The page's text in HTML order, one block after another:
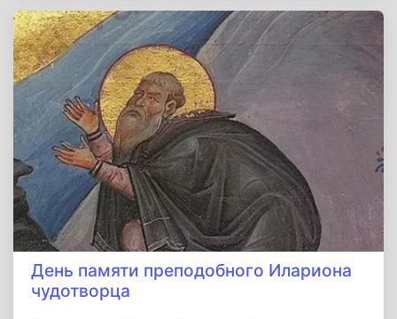
Республика.
День памяти преподобного Илариона
чудотворца